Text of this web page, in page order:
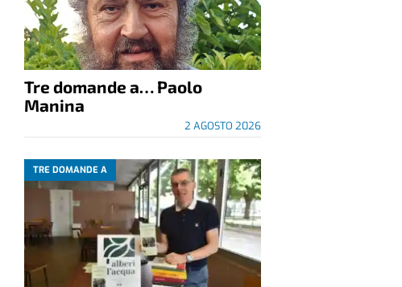
Tre domande a… Paolo
Manina
2 AGOSTO 2026
TRE DOMANDE A